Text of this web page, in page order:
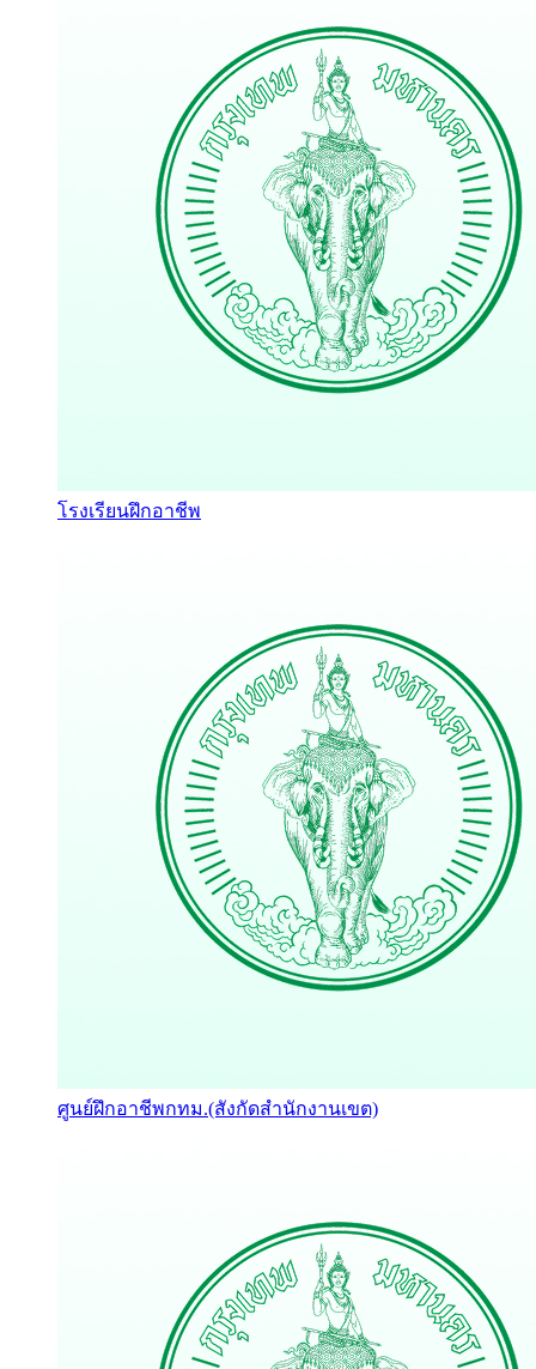
โรงเรียนฝึกอาชีพ
ศูนย์ฝึกอาชีพกทม.(สังกัดสำนักงานเขต)